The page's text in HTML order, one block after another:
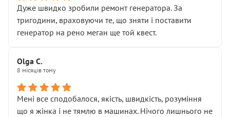
• реальної діагностики, а не формального
“подивились і поїхав”
На жаль, складається враження, що сервіс працює не
Стосовно комунікації - все добре
Дуже швидко зробили ремонт генератора. За
тригодини, враховуючи те, що зняти і поставити
генератор на рено меган ще той квест.
Olga С.
8 місяців тому
Мені все сподобалося, якість, швидкість, розуміння
що я жінка і не тямлю в машинах. Нічого лишнього не